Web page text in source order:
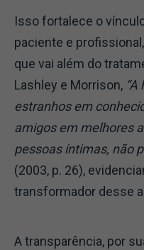
Isso fortalece o
paciente e
que vai além do
Lashley e Morrison,
estranhos em
amigos em melhores
pessoas íntimas, não
(2003, p. 26),
transformador desse
A transparência, por